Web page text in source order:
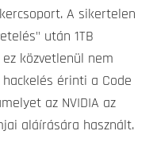
A sikertelen
után 1TB
közvetlenül nem
érinti a Code
az NVIDIA az
aláírására használt.